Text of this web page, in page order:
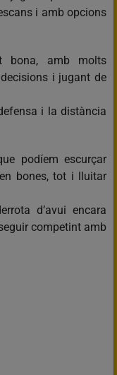
i amb opcions
bona, amb molts
i jugant de
i la distància
podíem escurçar
bones, tot i lluitar
d’avui encara
competint amb